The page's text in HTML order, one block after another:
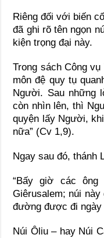
Riêng đối với biến
đã ghi rõ tên ngọn
kiện trọng đại này.
Trong sách Công
môn đệ quy tụ
Người. Sau những
còn nhìn lên, thì
quyện lấy Người,
nữa” (Cv 1,9).
Ngay sau đó, thánh
“Bấy giờ các
Giêrusalem; núi này
đường được đi ngày
Núi Ôliu – hay Núi